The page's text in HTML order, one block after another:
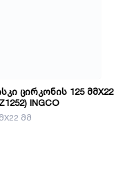
ცირკონის 125 მმX22
INGCO
მმ